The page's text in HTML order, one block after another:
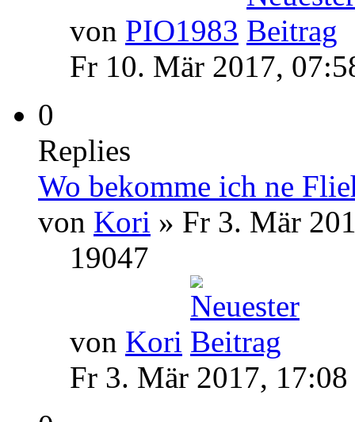
von PIO1983
Fr 10. Mär 2017,
0
Replies
Wo bekomme ich ne
von Kori » Fr 3. Mär
19047
von Kori
Fr 3. Mär 2017, 17:08